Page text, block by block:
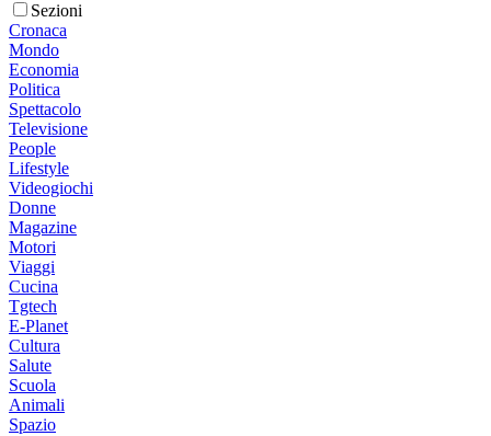
Sezioni
Cronaca
Mondo
Economia
Politica
Spettacolo
Televisione
People
Lifestyle
Videogiochi
Donne
Magazine
Motori
Viaggi
Cucina
Tgtech
E-Planet
Cultura
Salute
Scuola
Animali
Spazio